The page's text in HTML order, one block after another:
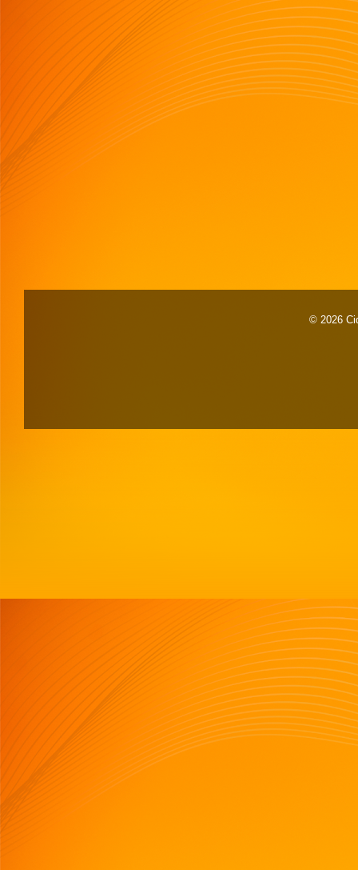
© 2026